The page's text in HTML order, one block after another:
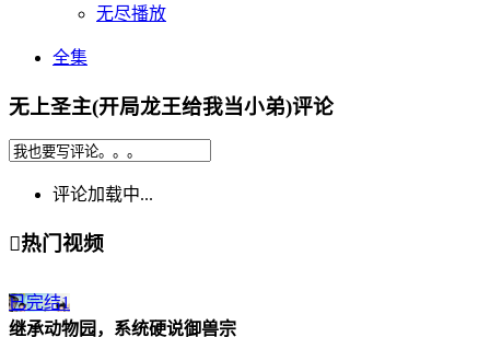
无尽播放
全集
无上圣主(开局龙王给我当小弟)评论
评论加载中...
热门视频
已完结1
继承动物园，系统硬说御兽宗